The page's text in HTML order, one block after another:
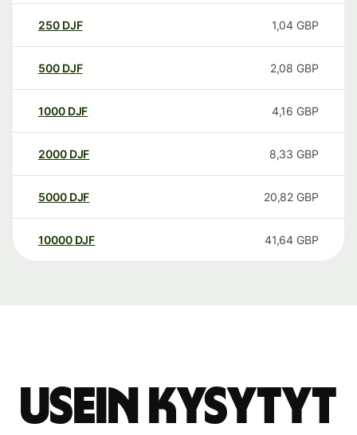
250 DJF 1,04 GBP
500 DJF 2,08 GBP
1000 DJF 4,16 GBP
2000 DJF 8,33 GBP
5000 DJF 20,82 GBP
10000 DJF 41,64 GBP
Usein kysytyt